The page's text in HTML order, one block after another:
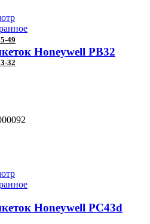
49
32
Honeywell PB32
Honeywell PC43d